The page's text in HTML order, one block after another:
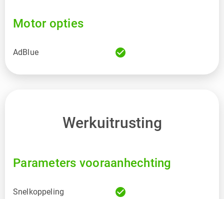
Motor opties
AdBlue check_circle
Werkuitrusting
Parameters vooraanhechting
Snelkoppeling check_circle